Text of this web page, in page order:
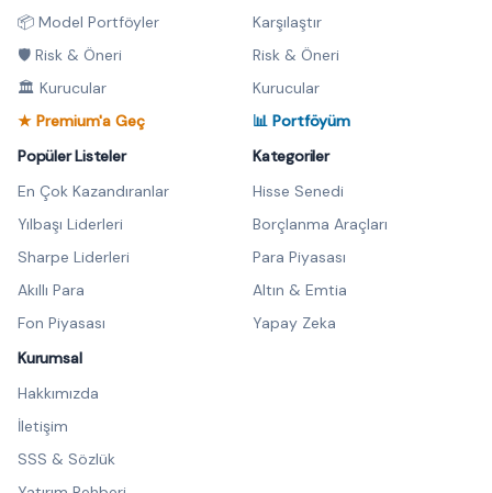
📦 Model Portföyler
🛡️ Risk & Öneri
🏛️ Kurucular
★ Premium'a Geç
Karşılaştır
Risk & Öneri
Kurucular
📊 Portföyüm
Popüler Listeler
En Çok Kazandıranlar
Yılbaşı Liderleri
Sharpe Liderleri
Akıllı Para
Fon Piyasası
Kategoriler
Hisse Senedi
Borçlanma Araçları
Para Piyasası
Altın & Emtia
Yapay Zeka
Kurumsal
Hakkımızda
İletişim
SSS & Sözlük